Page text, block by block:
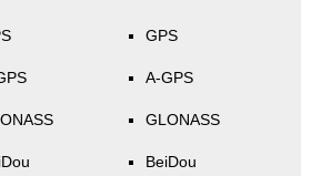
GPS
A-GPS
GLONASS
BeiDou